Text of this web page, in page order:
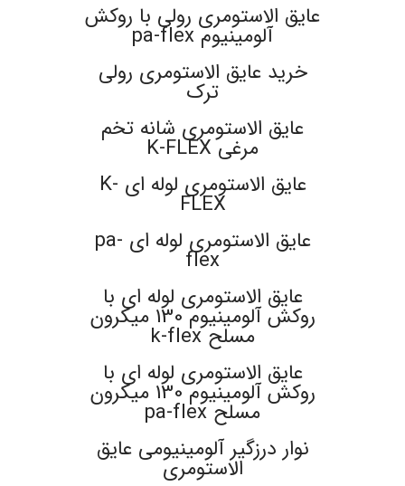
عایق الاستومری رولی با روکش
آلومینیوم pa-flex
خرید عایق الاستومری رولی
ترک
عایق الاستومری شانه تخم
مرغی K-FLEX
عایق الاستومری لوله ای K-
FLEX
عایق الاستومری لوله ای pa-
flex
عایق الاستومری لوله ای با
روکش آلومینیوم 130 میکرون
مسلح k-flex
عایق الاستومری لوله ای با
روکش آلومینیوم 130 میکرون
مسلح pa-flex
نوار درزگیر آلومینیومی عایق
الاستومری